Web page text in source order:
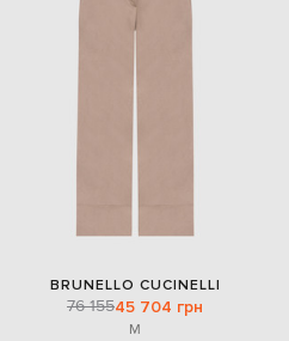
BRUNELLO CUCINELLI
76 15545 704 грн
M